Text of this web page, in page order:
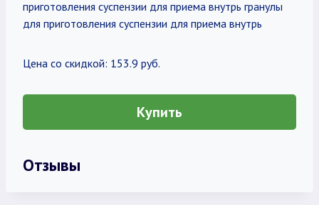
приготовления суспензии для приема внутрь гранулы
для приготовления суспензии для приема внутрь
Цена со скидкой: 153.9 руб.
Купить
Отзывы